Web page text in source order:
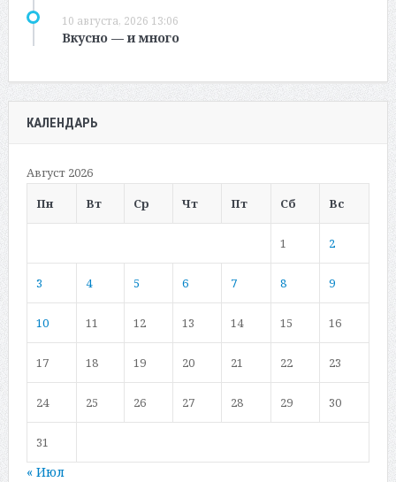
10 августа, 2026 13:06
Вкусно — и много
КАЛЕНДАРЬ
Август 2026
Пн
Вт Ср Чт Пт Сб Вс
1 2
3 4 5 6 7 8 9
10 11 12 13 14 15 16
17 18 19 20 21 22 23
24 25 26 27 28 29 30
31
« Июл